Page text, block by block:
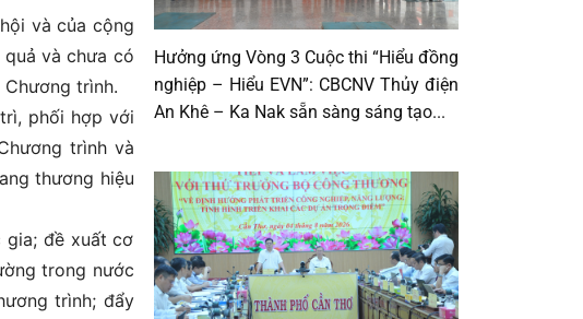
và của cộng
và chưa có
trình.
phối hợp với
trình và
thương hiệu
gia; đề xuất cơ
trong nước
trình; đẩy
Hưởng ứng Vòng 3 Cuộc thi “Hiểu đồng
nghiệp – Hiểu EVN”: CBCNV Thủy điện
An Khê – Ka Nak sẵn sàng sáng tạo...